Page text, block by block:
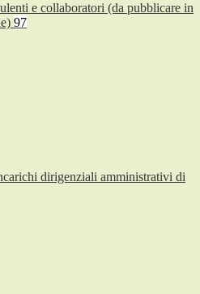
e collaboratori (da pubblicare in
97
dirigenziali amministrativi di